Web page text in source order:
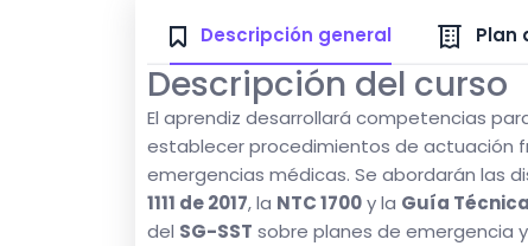
Descripción general Plan
Descripción del curso
El aprendiz desarrollará competencias
establecer procedimientos de actuación
emergencias médicas. Se abordarán las
1111 de 2017, la NTC 1700y la Guía
del SG-SST sobre planes de emergencia